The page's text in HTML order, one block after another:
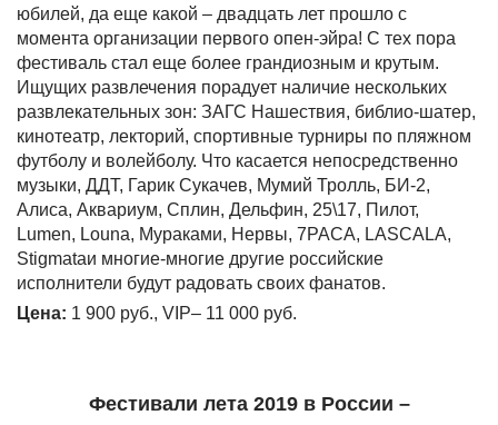
юбилей, да еще какой – двадцать лет прошло с
момента организации первого опен-эйра! С тех пора
фестиваль стал еще более грандиозным и крутым.
Ищущих развлечения порадует наличие нескольких
развлекательных зон: ЗАГС Нашествия, библио-шатер,
кинотеатр, лекторий, спортивные турниры по пляжном
футболу и волейболу. Что касается непосредственно
музыки, ДДТ, Гарик Сукачев, Мумий Тролль, БИ-2,
Алиса, Аквариум, Сплин, Дельфин, 25\17, Пилот,
Lumen, Louna, Мураками, Нервы, 7РАСА, LASCALA,
Stigmataи многие-многие другие российские
исполнители будут радовать своих фанатов.
Цена: 1 900 руб., VIP– 11 000 руб.
Фестивали лета 2019 в России –